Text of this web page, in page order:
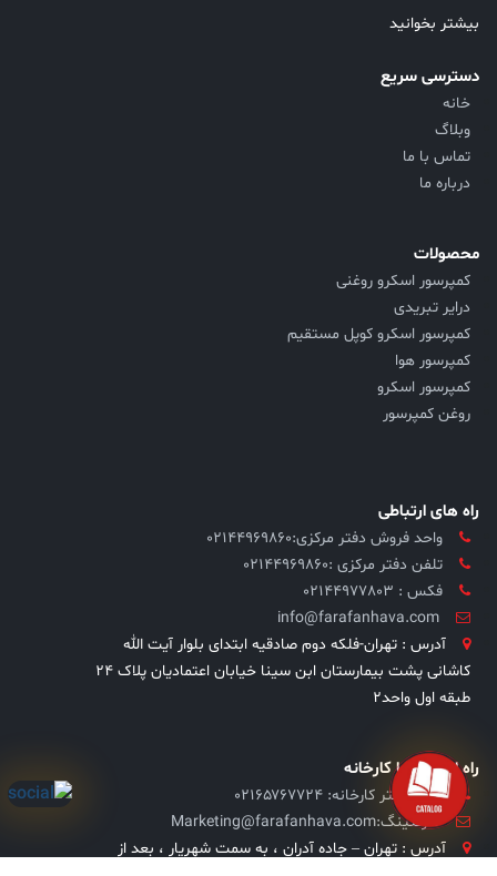
بیشتر بخوانید
دسترسی سریع
خانه
وبلاگ
تماس با ما
درباره ما
محصولات
کمپرسور اسکرو روغنی
درایر تبریدی
کمپرسور اسکرو کوپل مستقیم
کمپرسور هوا
کمپرسور اسکرو
روغن کمپرسور
راه های ارتباطی
واحد فروش دفتر مرکزی:۰۲۱۴۴۹۶۹۸۶۰
تلفن دفتر مرکزی :02144969860
فکس : 02144977803
info@farafanhava.com
آدرس : تهران-فلکه دوم صادقیه ابتدای بلوار آیت الله
کاشانی پشت بیمارستان ابن سینا خیابان اعتمادیان پلاک ۲۴
طبقه اول واحد۲
راه ارتباطی با کارخانه
تلفن دفتر کارخانه: ۰۲۱۶۵۷۶۷۷۲۴
مارکتینگ:Marketing@farafanhava.com
آدرس : تهران – جاده آدران ، به سمت شهریار ، بعد از